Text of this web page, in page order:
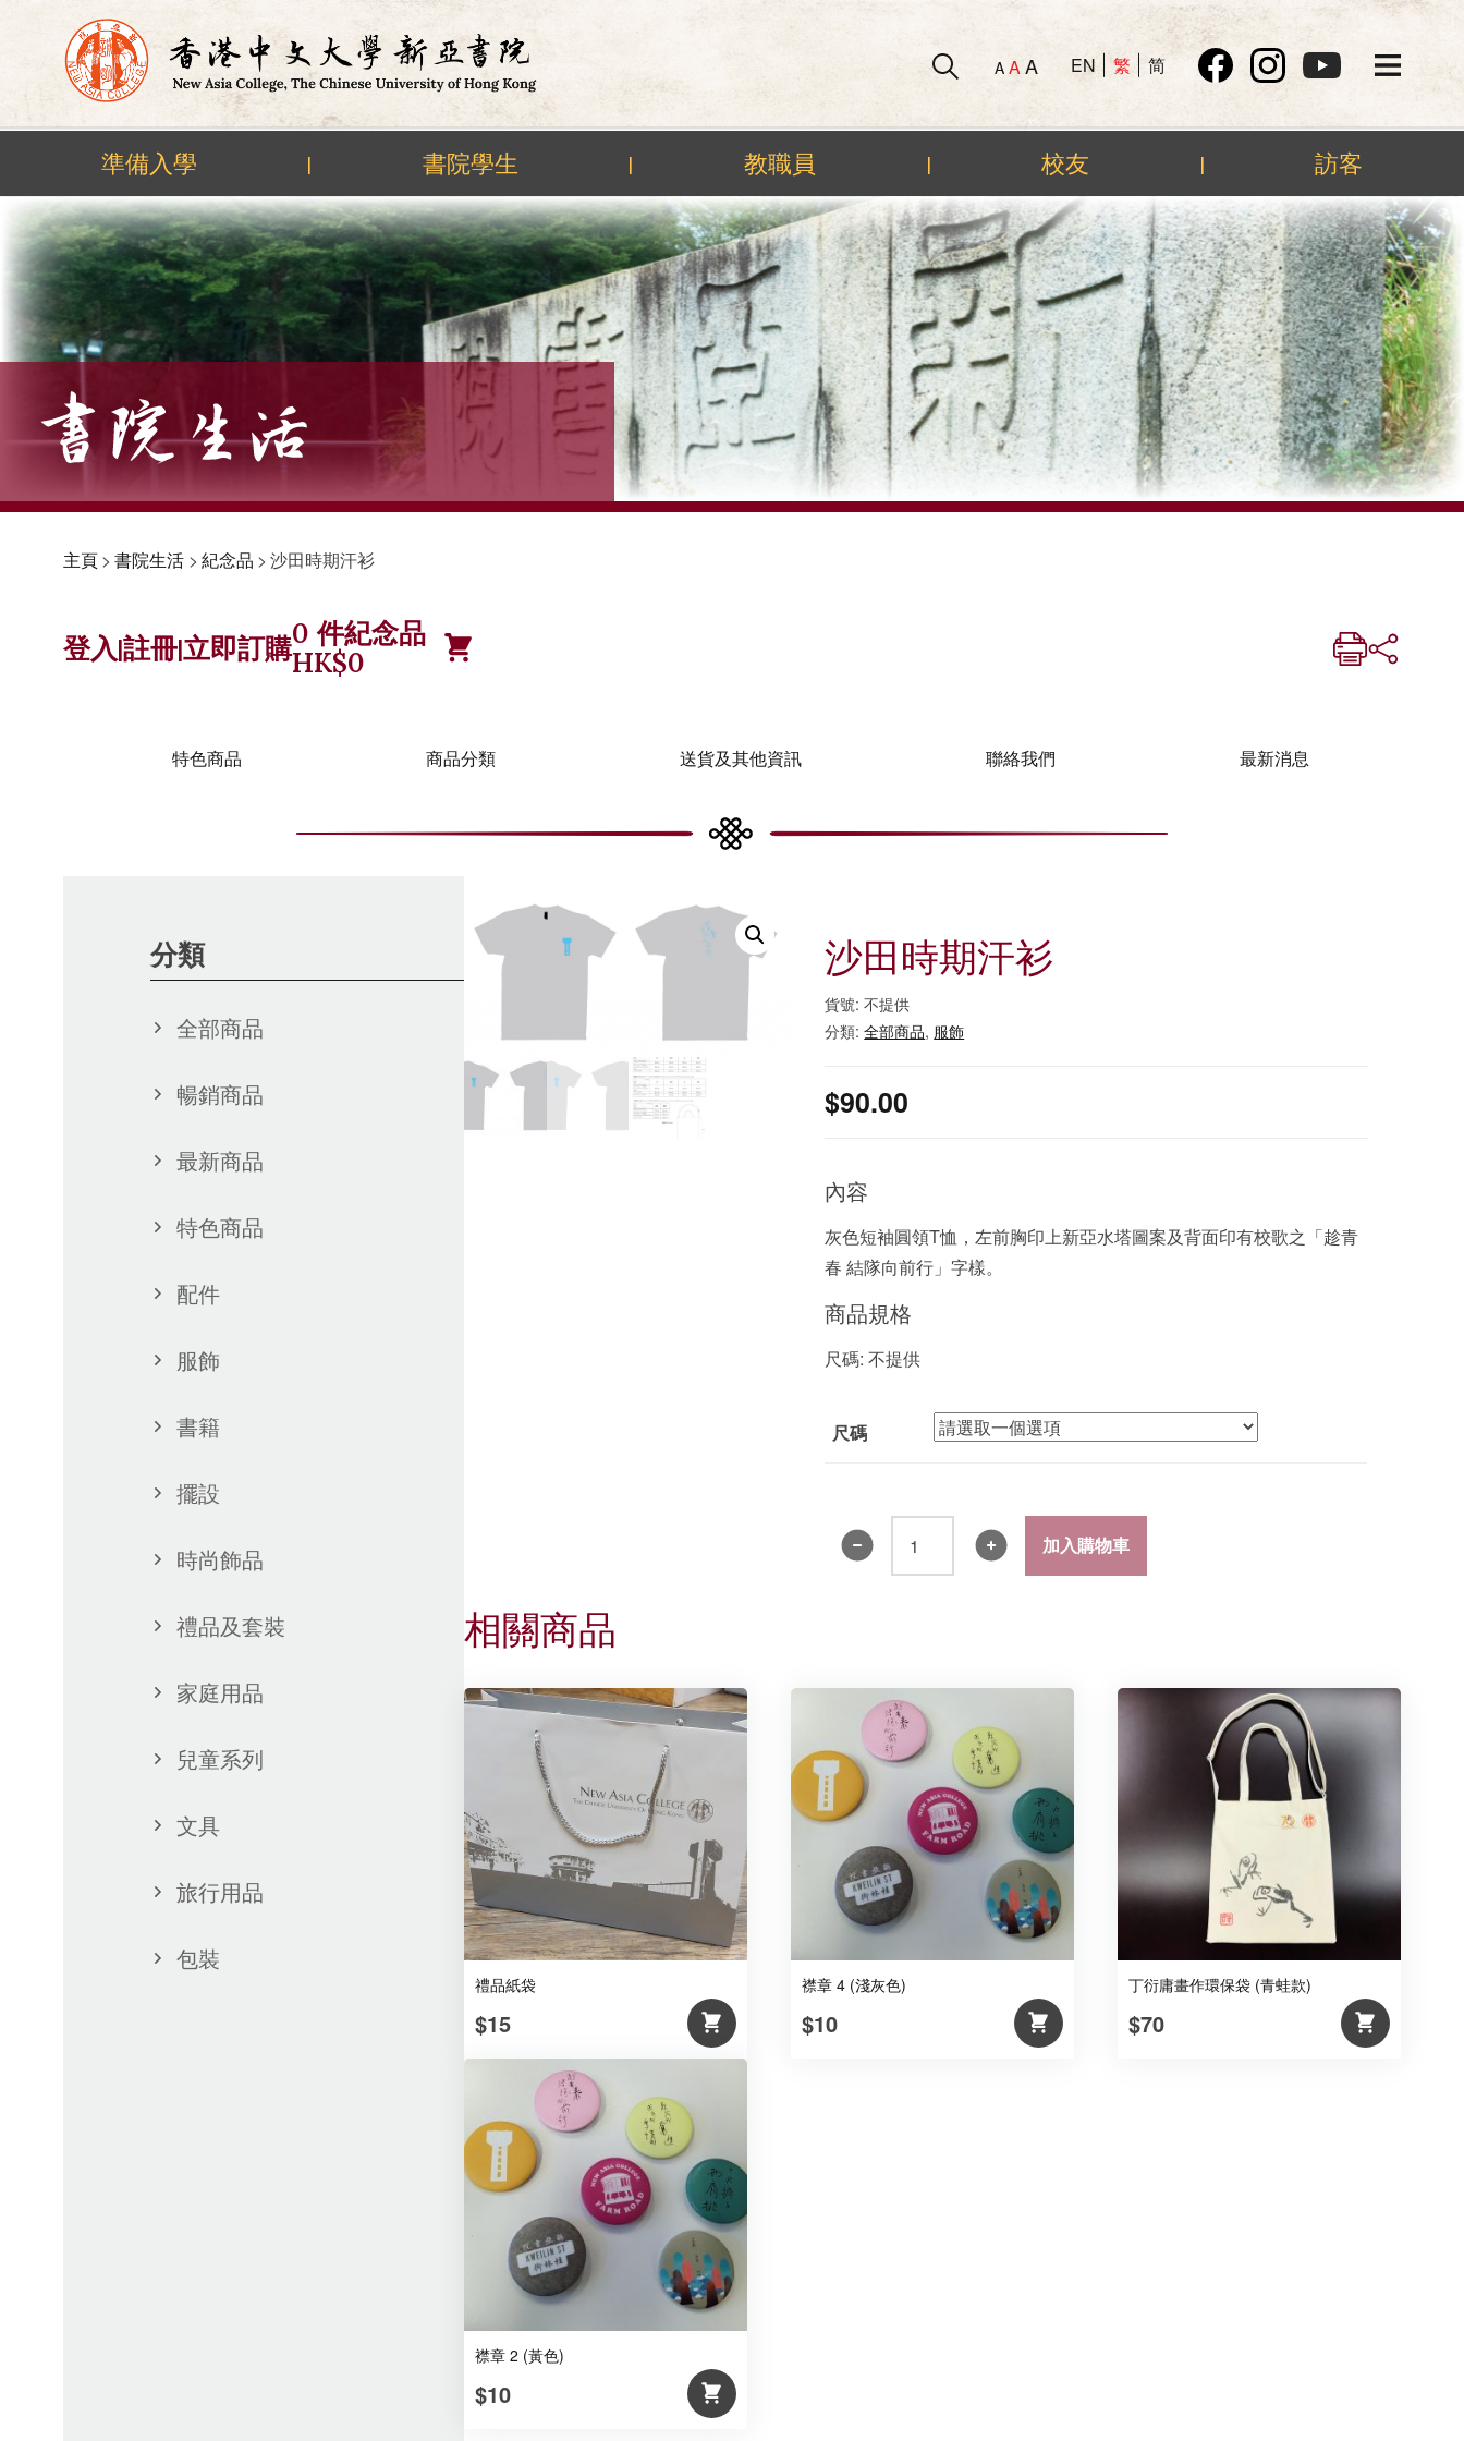
Skip
content
A AA EN 繁 简
準備入學 | 書院學生 | 教職員 | 校友 | 訪客
主頁> 書院生活 > 紀念品 > 沙田時期汗衫
登入|註冊|立即訂購0 件紀念品
HK$0
特色商品 商品分類 送貨及其他資訊 聯絡我們 最新消息
分類
全部商品
暢銷商品
最新商品
特色商品
配件
服飾
書籍
擺設
時尚飾品
禮品及套裝
家庭用品
兒童系列
文具
旅行用品
包裝
沙田時期汗衫
貨號:不提供
分類:全部商品, 服飾
$90.00
內容
灰色短袖圓領T恤，左前胸印上新亞水塔圖案及背面印有校歌之「趁青
春 結隊向前行」字樣。
商品規格
尺碼: 不提供
尺碼
衫
數
量
加入購物車
相關商品
禮品紙袋
$15
襟章 4 (淺灰色)
$10
丁衍庸畫作環保袋 (青蛙款)
$70
襟章 2 (黃色)
$10